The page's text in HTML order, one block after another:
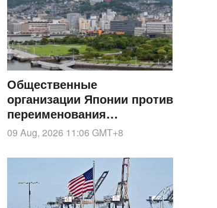
Общественные
организации Японии против
переименования
«Нанкинской резни» в
«Нанкинский инцидент»
09 Aug, 2026 11:06 GMT+8